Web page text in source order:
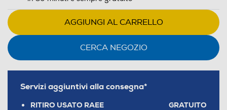
AGGIUNGI AL CARRELLO
CERCA NEGOZIO
Servizi aggiuntivi alla consegna*
RITIRO USATO RAEE GRATUITO